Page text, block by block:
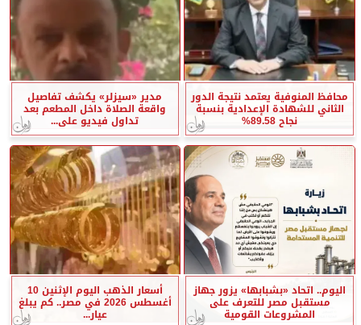
محافظ المنوفية يعتمد نتيجة الدور
الثاني للشهادة الإعدادية بنسبة
نجاح 89.58%
مدير «سيزلر» يكشف تفاصيل
واقعة الصلاة داخل المطعم بعد
تداول فيديو على...
اليوم.. اتحاد «بشبابها» يزور جهاز
مستقبل مصر للتعرف على
المشروعات القومية
أسعار الذهب اليوم الإثنين 10
أغسطس 2026 في مصر.. كم يبلغ
عيار...